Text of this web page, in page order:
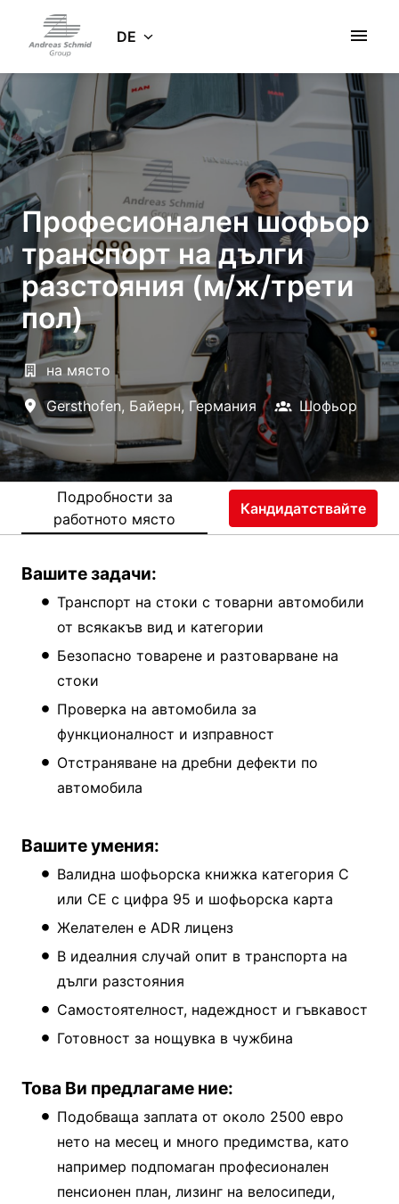
springenStartseite DE
Професионален шофьор
транспорт на дълги
разстояния (м/ж/трети
пол)
на място
Gersthofen, Байерн, Германия Шофьор
Подробности за
работното място
Кандидатствайте
Вашите задачи:
Транспорт на стоки с товарни автомобили
от всякакъв вид и категории
Безопасно товарене и разтоварване на
стоки
Проверка на автомобила за
функционалност и изправност
Отстраняване на дребни дефекти по
автомобила
Вашите умения:
Валидна шофьорска книжка категория C
или CE с цифра 95 и шофьорска карта
Желателен е ADR лиценз
В идеалния случай опит в транспорта на
дълги разстояния
Самостоятелност, надеждност и гъвкавост
Готовност за нощувка в чужбина
Това Ви предлагаме ние:
Подобваща заплата от около 2500 евро
нето на месец и много предимства, като
например подпомаган професионален
пенсионен план, лизинг на велосипеди,